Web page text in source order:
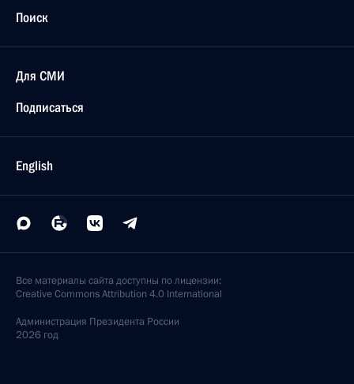
Поиск
Для СМИ
Подписаться
English
Все материалы сайта доступны по лицензии:
Creative Commons Attribution 4.0 International
Администрация Президента России
2026 год